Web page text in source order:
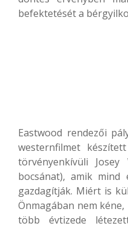
befektetését a
Eastwood rendezői
westernfilmet
törvényenkívüli
bocsánat), amik mind
gazdagítják. Miért is
Önmagában nem
több évtizede